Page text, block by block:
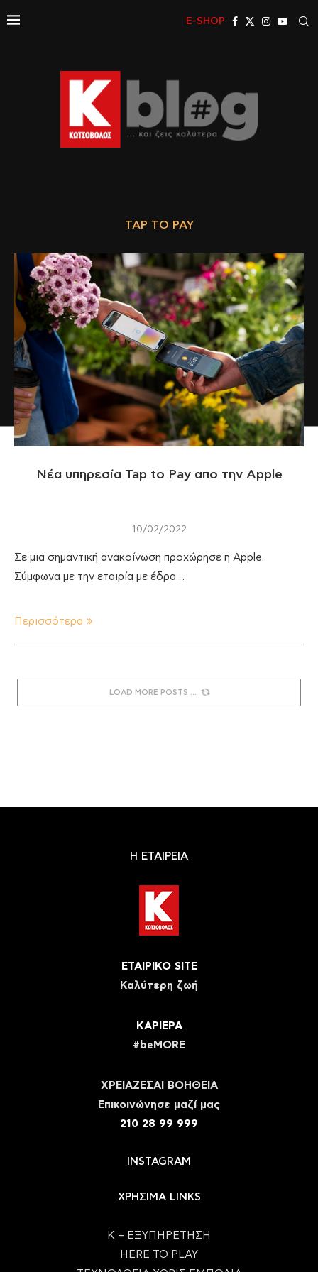
E-SHOP
TAP TO PAY
Νέα υπηρεσία Tap to Pay απο την Apple
10/02/2022
Σε μια σημαντική ανακοίνωση προχώρησε η Apple.
Σύμφωνα με την εταιρία με έδρα …
Περισσότερα
LOAD MORE POSTS
Η ΕΤΑΙΡΕΙΑ
ΕΤΑΙΡΙΚΟ SITE
Καλύτερη ζωή
ΚΑΡΙΕΡΑ
#beMORE
ΧΡΕΙΑΖΕΣΑΙ ΒΟΗΘΕΙΑ
Eπικοινώνησε μαζί μας
210 28 99 999
INSTAGRAM
ΧΡΗΣΙΜΑ LINKS
Κ – ΕΞΥΠΗΡΕΤΗΣΗ
HERE TO PLAY